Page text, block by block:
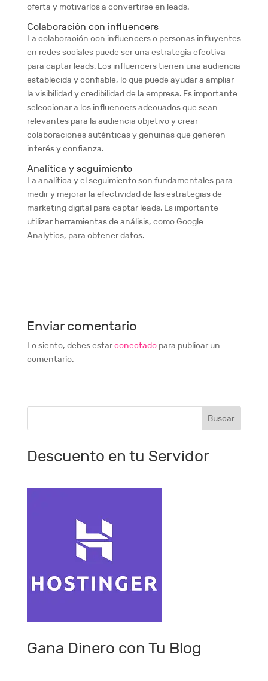
oferta y motivarlos a convertirse en leads.
Colaboración con influencers
La colaboración con influencers o personas influyentes
en redes sociales puede ser una estrategia efectiva
para captar leads. Los influencers tienen una audiencia
establecida y confiable, lo que puede ayudar a ampliar
la visibilidad y credibilidad de la empresa. Es importante
seleccionar a los influencers adecuados que sean
relevantes para la audiencia objetivo y crear
colaboraciones auténticas y genuinas que generen
interés y confianza.
Analítica y seguimiento
La analítica y el seguimiento son fundamentales para
medir y mejorar la efectividad de las estrategias de
marketing digital para captar leads. Es importante
utilizar herramientas de análisis, como Google
Analytics, para obtener datos.
Enviar comentario
Lo siento, debes estarconectadopara publicar un
comentario.
Descuento en tu Servidor
Gana Dinero con Tu Blog